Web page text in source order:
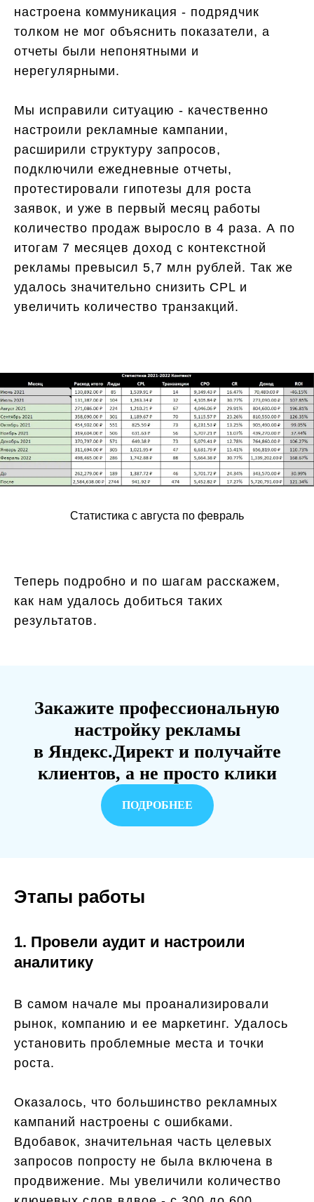
настроена коммуникация - подрядчик
толком не мог объяснить показатели, а
отчеты были непонятными и
нерегулярными.
Мы исправили ситуацию - качественно
настроили рекламные кампании,
расширили структуру запросов,
подключили ежедневные отчеты,
протестировали гипотезы для роста
заявок, и уже в первый месяц работы
количество продаж выросло в 4 раза. А по
итогам 7 месяцев доход с контекстной
рекламы превысил 5,7 млн рублей. Так же
удалось значительно снизить CPL и
увеличить количество транзакций.
Статистика с августа по февраль
Теперь подробно и по шагам расскажем,
как нам удалось добиться таких
результатов.
Закажите профессиональную
настройку рекламы
в Яндекс.Директ и получайте
клиентов, а не просто клики
ПОДРОБНЕЕ
Этапы работы
1. Провели аудит и настроили
аналитику
В самом начале мы проанализировали
рынок, компанию и ее маркетинг. Удалось
установить проблемные места и точки
роста.
Оказалось, что большинство рекламных
кампаний настроены с ошибками.
Вдобавок, значительная часть целевых
запросов попросту не была включена в
продвижение. Мы увеличили количество